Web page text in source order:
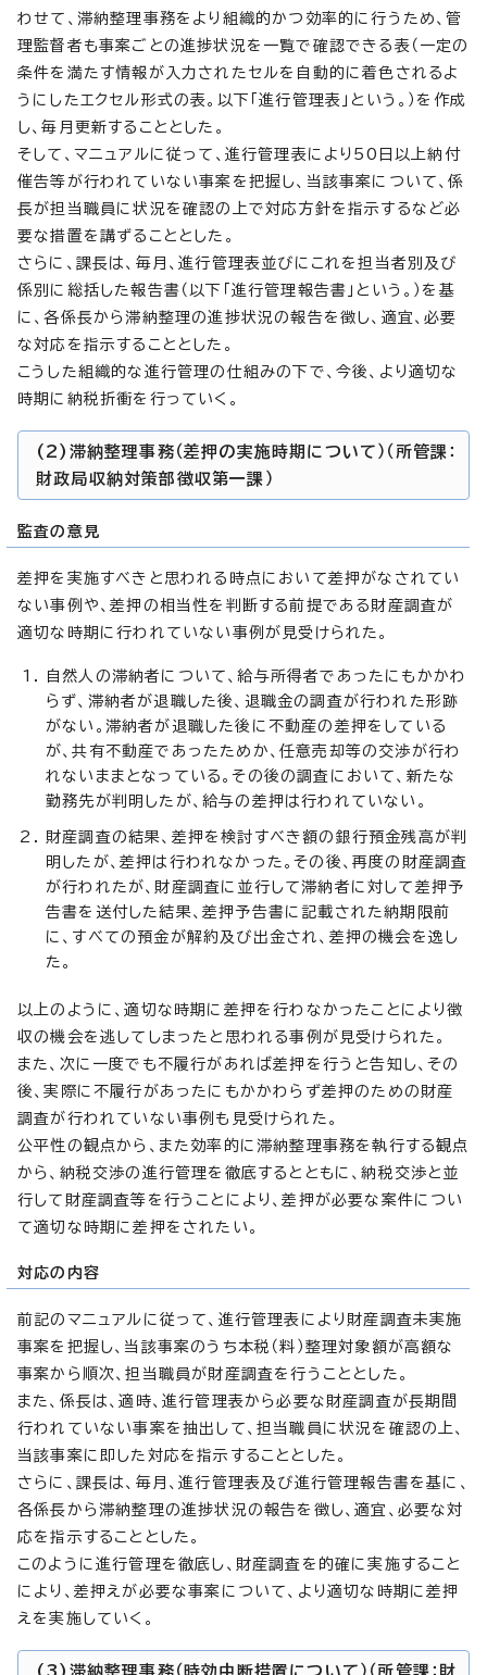
わせて、滞納整理事務をより組織的かつ効率的に行うため、管
理監督者も事案ごとの進捗状況を一覧で確認できる表（一定の
条件を満たす情報が入力されたセルを自動的に着色されるよ
うにしたエクセル形式の表。以下「進行管理表」という。）を作成
し、毎月更新することとした。
そして、マニュアルに従って、進行管理表により50日以上納付
催告等が行われていない事案を把握し、当該事案について、係
長が担当職員に状況を確認の上で対応方針を指示するなど必
要な措置を講ずることとした。
さらに、課長は、毎月、進行管理表並びにこれを担当者別及び
係別に総括した報告書（以下「進行管理報告書」という。）を基
に、各係長から滞納整理の進捗状況の報告を徴し、適宜、必要
な対応を指示することとした。
こうした組織的な進行管理の仕組みの下で、今後、より適切な
時期に納税折衝を行っていく。
(2)滞納整理事務（差押の実施時期について）（所管課：
財政局収納対策部徴収第一課）
監査の意見
差押を実施すべきと思われる時点において差押がなされてい
ない事例や、差押の相当性を判断する前提である財産調査が
適切な時期に行われていない事例が見受けられた。
自然人の滞納者について、給与所得者であったにもかかわ
らず、滞納者が退職した後、退職金の調査が行われた形跡
がない。滞納者が退職した後に不動産の差押をしている
が、共有不動産であったためか、任意売却等の交渉が行わ
れないままとなっている。その後の調査において、新たな
勤務先が判明したが、給与の差押は行われていない。
財産調査の結果、差押を検討すべき額の銀行預金残高が判
明したが、差押は行われなかった。その後、再度の財産調査
が行われたが、財産調査に並行して滞納者に対して差押予
告書を送付した結果、差押予告書に記載された納期限前
に、すべての預金が解約及び出金され、差押の機会を逸し
た。
以上のように、適切な時期に差押を行わなかったことにより徴
収の機会を逃してしまったと思われる事例が見受けられた。
また、次に一度でも不履行があれば差押を行うと告知し、その
後、実際に不履行があったにもかかわらず差押のための財産
調査が行われていない事例も見受けられた。
公平性の観点から、また効率的に滞納整理事務を執行する観点
から、納税交渉の進行管理を徹底するとともに、納税交渉と並
行して財産調査等を行うことにより、差押が必要な案件につい
て適切な時期に差押をされたい。
対応の内容
前記のマニュアルに従って、進行管理表により財産調査未実施
事案を把握し、当該事案のうち本税（料）整理対象額が高額な
事案から順次、担当職員が財産調査を行うこととした。
また、係長は、適時、進行管理表から必要な財産調査が長期間
行われていない事案を抽出して、担当職員に状況を確認の上、
当該事案に即した対応を指示することとした。
さらに、課長は、毎月、進行管理表及び進行管理報告書を基に、
各係長から滞納整理の進捗状況の報告を徴し、適宜、必要な対
応を指示することとした。
このように進行管理を徹底し、財産調査を的確に実施すること
により、差押えが必要な事案について、より適切な時期に差押
えを実施していく。
(3)滞納整理事務（時効中断措置について）（所管課：財